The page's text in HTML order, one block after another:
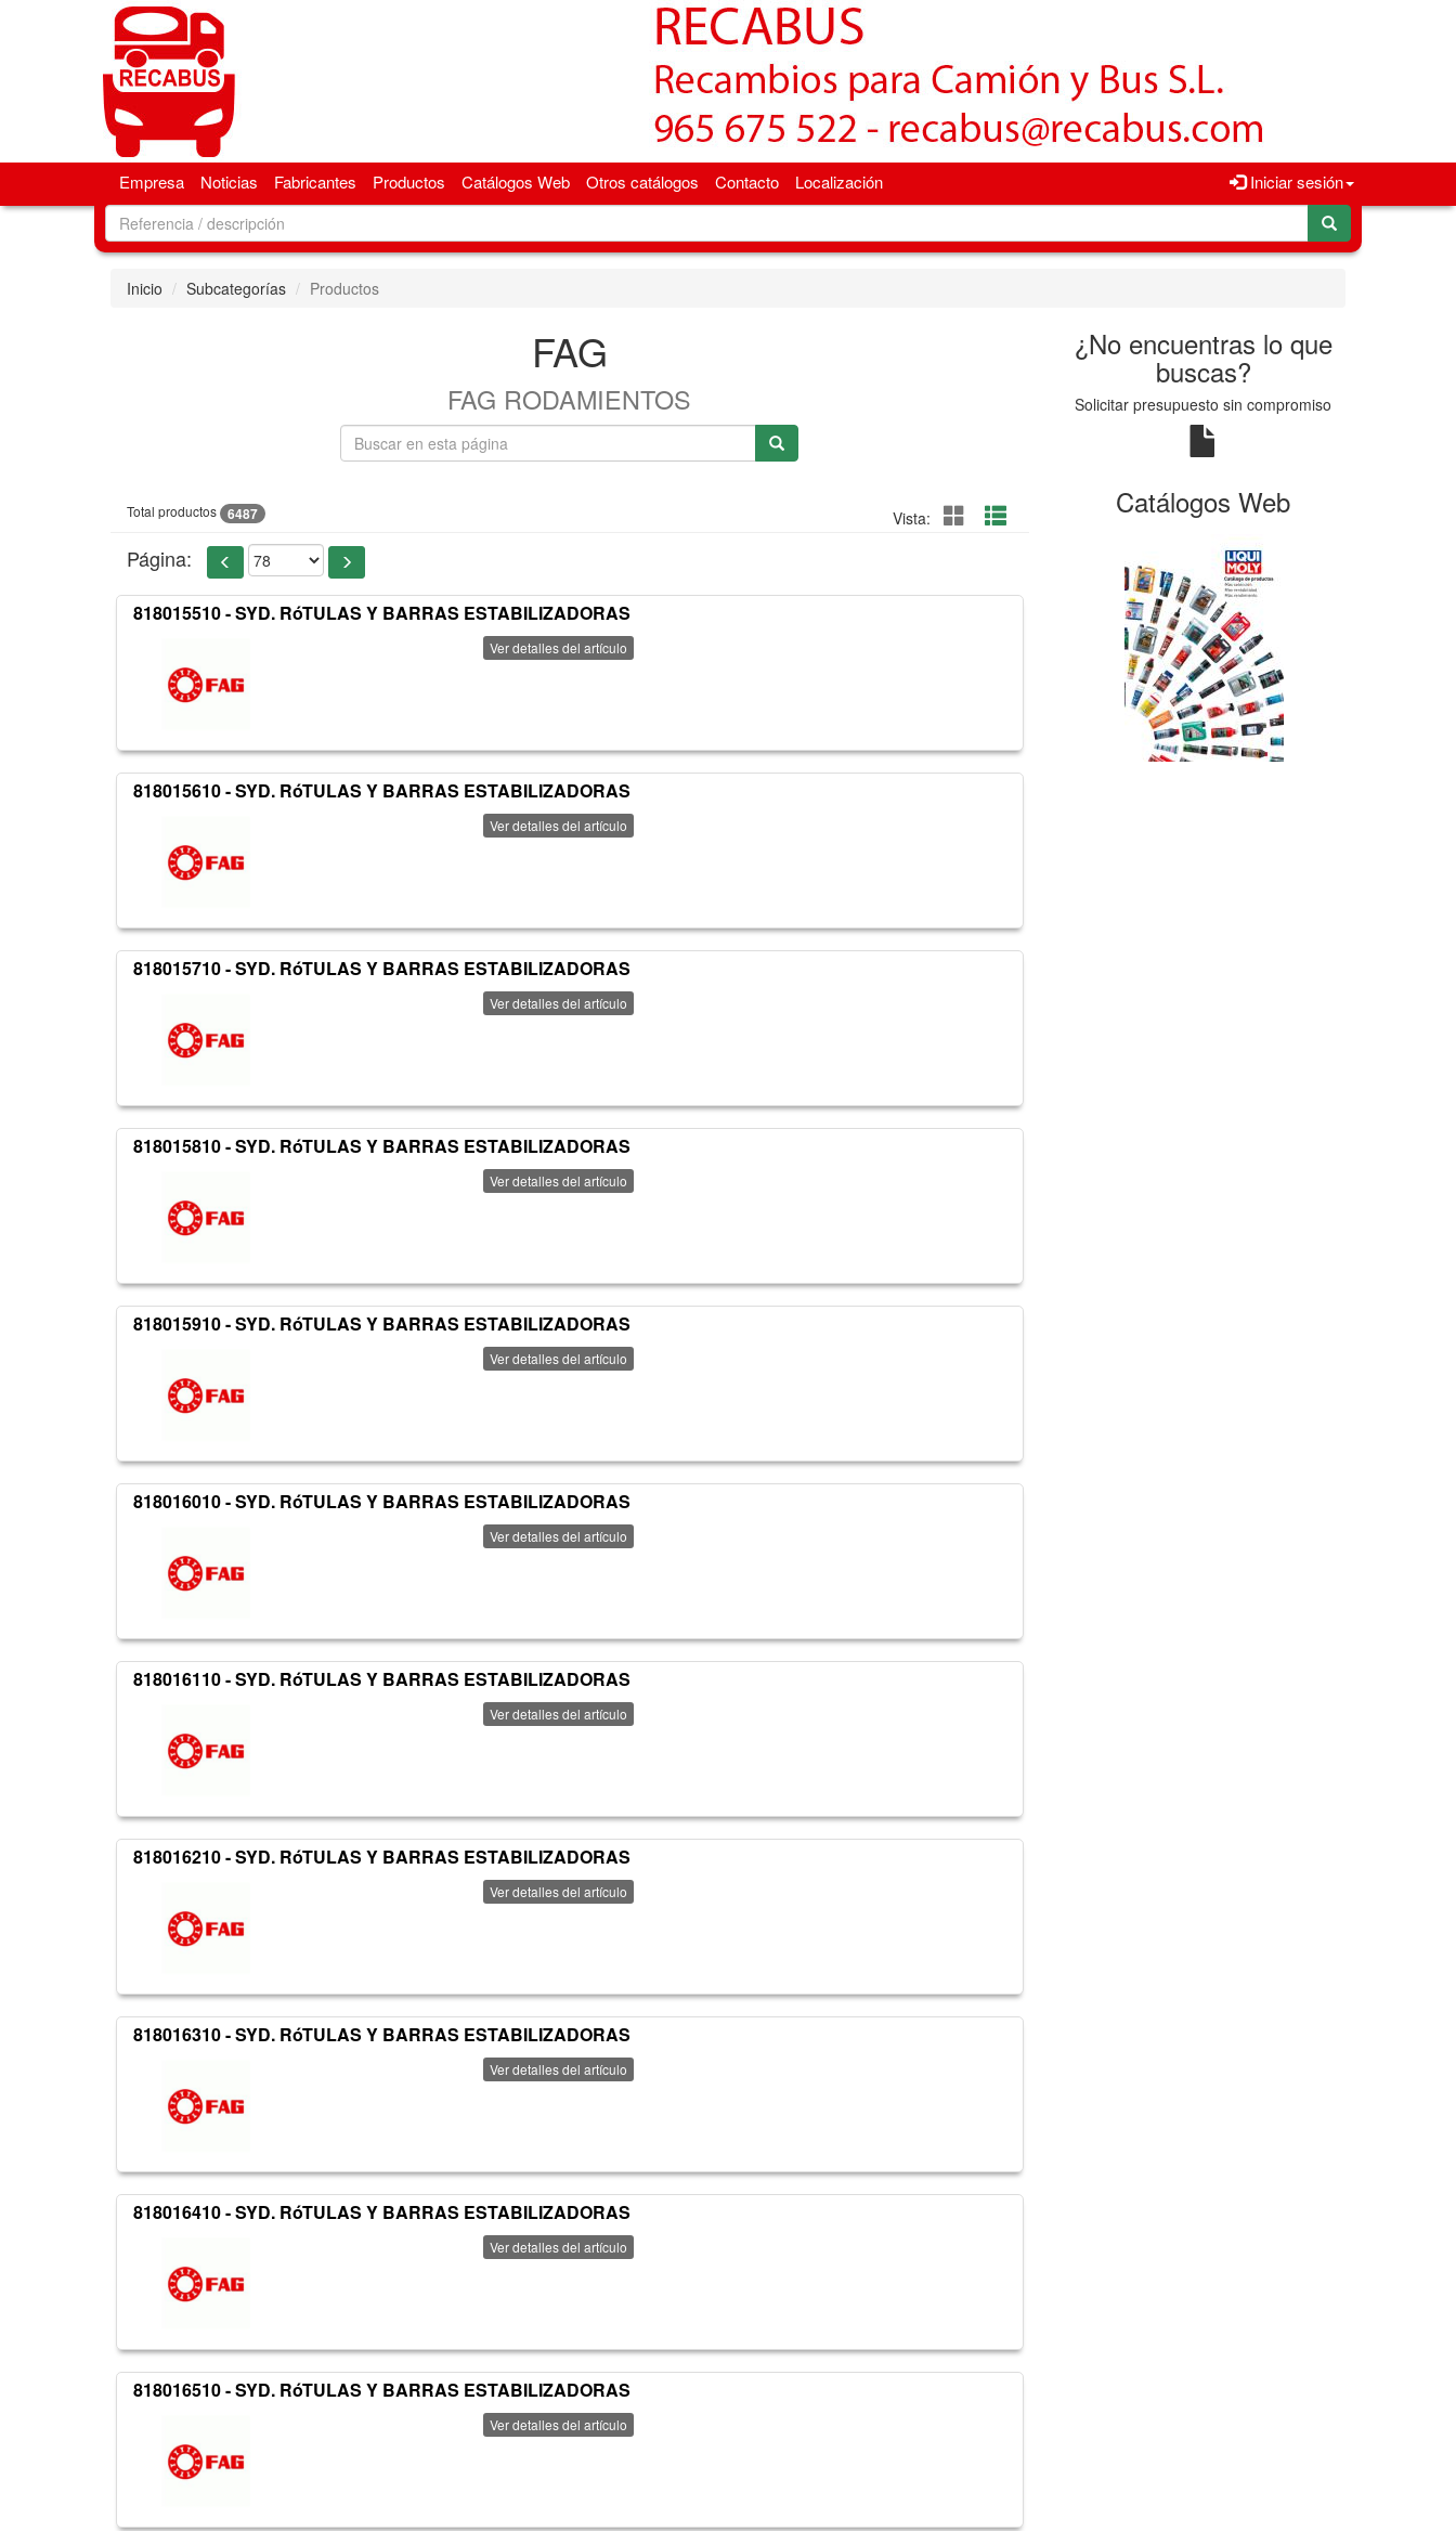
Iniciar sesión
Empresa Noticias Fabricantes Productos Catálogos Web Otros catálogos Contacto Localización
Inicio Subcategorías Productos
FAG
FAG RODAMIENTOS
Total productos 6487 Vista:
Página:
818015510 - SYD. RóTULAS Y BARRAS ESTABILIZADORAS
Ver detalles del artículo
818015610 - SYD. RóTULAS Y BARRAS ESTABILIZADORAS
Ver detalles del artículo
818015710 - SYD. RóTULAS Y BARRAS ESTABILIZADORAS
Ver detalles del artículo
818015810 - SYD. RóTULAS Y BARRAS ESTABILIZADORAS
Ver detalles del artículo
818015910 - SYD. RóTULAS Y BARRAS ESTABILIZADORAS
Ver detalles del artículo
818016010 - SYD. RóTULAS Y BARRAS ESTABILIZADORAS
Ver detalles del artículo
818016110 - SYD. RóTULAS Y BARRAS ESTABILIZADORAS
Ver detalles del artículo
818016210 - SYD. RóTULAS Y BARRAS ESTABILIZADORAS
Ver detalles del artículo
818016310 - SYD. RóTULAS Y BARRAS ESTABILIZADORAS
Ver detalles del artículo
818016410 - SYD. RóTULAS Y BARRAS ESTABILIZADORAS
Ver detalles del artículo
818016510 - SYD. RóTULAS Y BARRAS ESTABILIZADORAS
Ver detalles del artículo
¿No encuentras lo que
buscas?
Solicitar presupuesto sin compromiso
Catálogos Web